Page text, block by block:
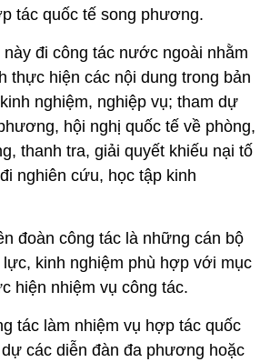
tác quốc tế song phương.
này đi công tác nước ngoài nhằm
thực hiện các nội dung trong bản
nghiệm, nghiệp vụ; tham dự
hội nghị quốc tế về phòng,
thanh tra, giải quyết khiếu nại tố
nghiên cứu, học tập kinh
đoàn công tác là những cán bộ
kinh nghiệm phù hợp với mục
hiện nhiệm vụ công tác.
tác làm nhiệm vụ hợp tác quốc
các diễn đàn đa phương hoặc